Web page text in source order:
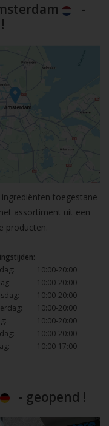
-
toegestane
assortiment uit een
producten.
10:00-20:00
10:00-20:00
10:00-20:00
10:00-20:00
10:00-20:00
10:00-20:00
10:00-17:00
- geopend !